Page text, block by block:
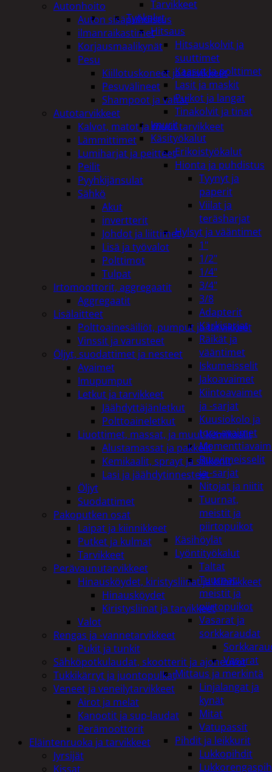
Tarvikkeet
Työkalut
Hitsaus
Hitsauskolvit ja
suuttimet
Kaasut ja polttimet
Lasit ja maskit
Puikot ja langat
Tinakolvit ja tinat
Imurit
Käsityökalut
Erikoistyökalut
Hionta ja puhdistus
Tyynyt ja
paperit
Viilat ja
teräsharjat
Hylsyt ja vääntimet
1"
1/2"
1/4"
3/4"
3/8
Adapterit
Kärkisarjat
Räikät ja
vääntimet
Iskumeisselit
Jakoavaimet
Kiintoavaimet
ja -sarjat
Kuusiokolo ja
torx-avaimet
Ruuvimeisselit
ja -sarjat
Nitojat ja niitit
Tuurnat,
meistit ja
piirtopuikot
Käsihöylät
Lyöntityökalut
Taltat
Tuurnat,
meistit ja
piirtopuikot
Vasarat ja
sorkkaraudat
Vasarat
Mittaus ja merkintä
Linjalangat ja
kynät
Mitat
Vatupassit
Pihdit ja leikkurit
Lukkopihdit
Autonhoito
Auton sisäpuhdistus
ilmanraikastimet
Korjausmaalikynät
Pesu
Kiillotuskoneet ja tarvikkeet
Pesuvälineet
Shampoot ja vahat
Autotarvikkeet
Kalvot, matot ja muut tarvikkeet
Lämmittimet
Lumiharjat ja peitteet
Peilit
Pyyhkijänsulat
Sähkö
Akut
invertterit
Johdot ja liittimet
Lisä ja työvalot
Polttimot
Tulpat
Irtomoottorit, aggregaatit
Aggregaatit
Lisälaitteet
Polttoainesäiliöt, pumput ja tarvikkeet
Vinssit ja varusteet
Öljyt, suodattimet ja nesteet
Avaimet
Imupumput
Letkut ja tarvikkeet
Jäähdyttäjänletkut
Polttoaineletkut
Liuottimet, massat, ja muut kemikaalit
Alustamassat ja pakkelit
Kemikaalit, sprayt ja silikonit
Lasi ja jäähdytinnesteet
Öljyt
Suodattimet
Pakoputken osat
Laipat ja kiinnikkeet
Putket ja kulmat
Tarvikkeet
Perävaunutarvikkeet
Hinausköydet, kiristysliinat ja kiinnikkeet
Hinausköydet
Kiristysliinat ja tarvikkeet
Valot
Rengas ja -vannetarvikkeet
Pukit ja tunkit
Sähköpotkulaudat, skootterit ja ajoneuvot
Tukkikärryt ja juontopulkat
Veneet ja veneilytarvikkeet
Airot ja melat
Kanootit ja sup-laudat
Perämoottorit
Eläintenruoka ja tarvikkeet
Jyrsijät
Kissat